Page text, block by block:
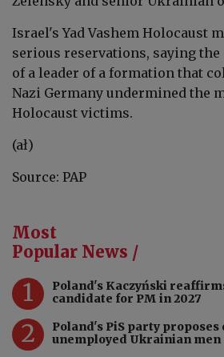
Israel's Yad Vashem Holocaust
serious reservations, saying
of a leader of a formation that
Nazi Germany undermined the
Holocaust victims.
(ał)
Source: PAP
Most
Popular News /
1
Poland's Kaczyński
candidate for PM in 2027
2
Poland's PiS party
unemployed Ukrainian men